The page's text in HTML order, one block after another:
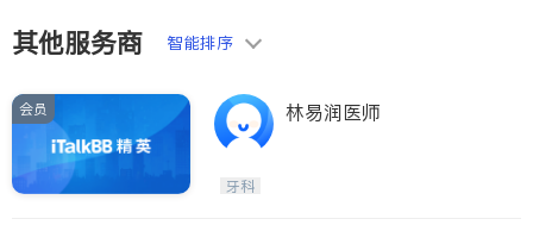
建筑装修
非盈利组织
其他服务商 智能排序
会员 林易润医师
牙科